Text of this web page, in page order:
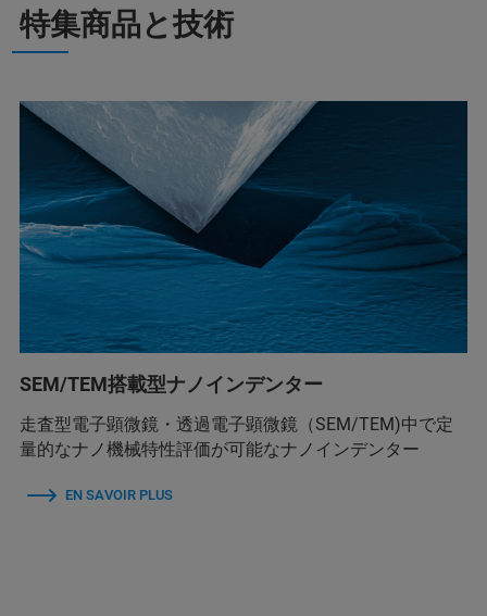
特集商品と技術
SEM/TEM搭載型ナノインデンター
走査型電子顕微鏡・透過電子顕微鏡（SEM/TEM)中で定
量的なナノ機械特性評価が可能なナノインデンター
EN SAVOIR PLUS